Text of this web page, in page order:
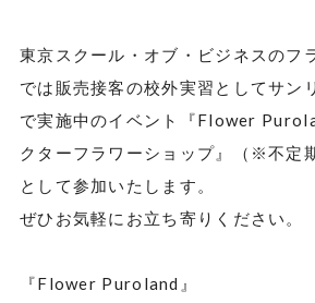
東京スクール・オブ・ビジネスのフ
では販売接客の校外実習としてサン
で実施中のイベント『Flower
クターフラワーショップ』（※不定
として参加いたします。
ぜひお気軽にお立ち寄りください。
『Flower Puroland』